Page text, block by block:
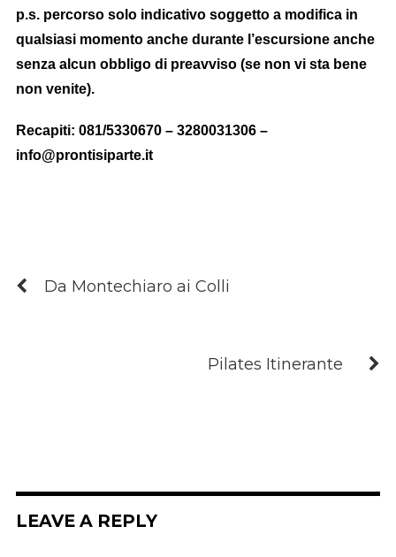
p.s. percorso solo indicativo soggetto a modifica in
qualsiasi momento anche durante l’escursione anche
senza alcun obbligo di preavviso (se non vi sta bene
non venite).
Recapiti: 081/5330670 – 3280031306 –
info@prontisiparte.it
Da Montechiaro ai Colli
Pilates Itinerante
LEAVE A REPLY